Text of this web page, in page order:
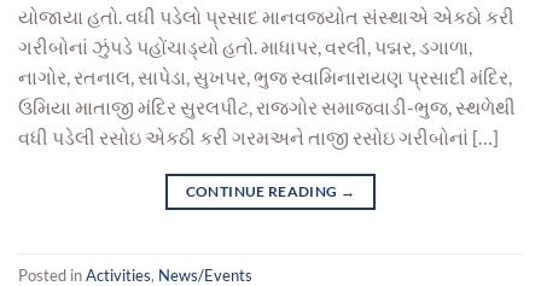
યોજાયા હતો. વધી પડેલો પ્રસાદ માનવજ્યોત સંસ્થાએ એકઠો કરી
ગરીબોનાં ઝુંપડે પહોંચાડ્યો હતો. માધાપર, વરલી, પદ્મર, ડગાળા,
નાગોર, રતનાલ, સાપેડા, સુખપર, ભુજ સ્વામિનારાયણ પ્રસાદી મંદિર,
ઉમિયા માતાજી મંદિર સુરલપીટ, રાજગોર સમાજવાડી-ભુજ, સ્થળેથી
વધી પડેલી રસોઇ એકઠી કરી ગરમઅને તાજી રસોઇ ગરીબોનાં […]
CONTINUE READING →
Posted inActivities, News/Events